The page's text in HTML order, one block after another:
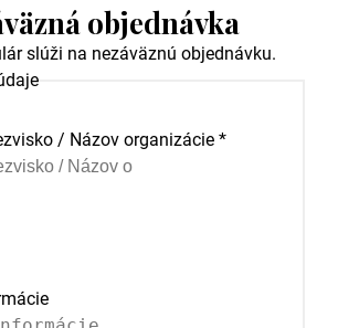
objednávka
slúži na nezáväznú objednávku.
/ Názov organizácie *